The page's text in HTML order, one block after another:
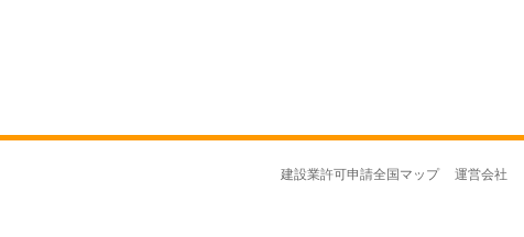
建設業許可申請全国マップ 運営会社